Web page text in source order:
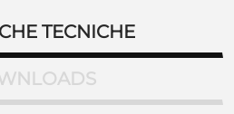
TECNICHE